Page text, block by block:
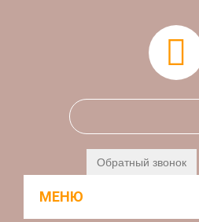
Обратный звонок
МЕНЮ